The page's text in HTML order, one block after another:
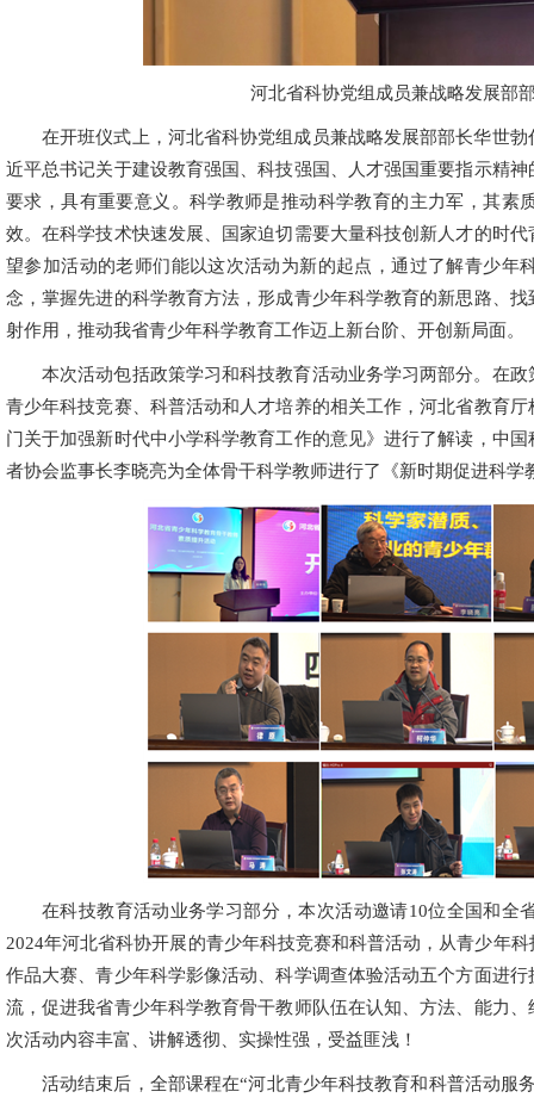
河北省科协党组成员兼战略发展部
在开班仪式上，河北省科协党组成员兼战略发展部部长华世
近平总书记关于建设教育强国、科技强国、人才强国重要指示精
要求，具有重要意义。科学教师是推动科学教育的主力军，其素
效。在科学技术快速发展、国家迫切需要大量科技创新人才的时
望参加活动的老师们能以这次活动为新的起点，通过了解青少年
念，掌握先进的科学教育方法，形成青少年科学教育的新思路、
射作用，推动我省青少年科学教育工作迈上新台阶、开创新局面。
本次活动包括政策学习和科技教育活动业务学习两部分。在
青少年科技竞赛、科普活动和人才培养的相关工作，河北省教育
门关于加强新时代中小学科学教育工作的意见》进行了解读，中
者协会监事长李晓亮为全体骨干科学教师进行了《新时期促进科
在科技教育活动业务学习部分，本次活动邀请10位全国和全
2024年河北省科协开展的青少年科技竞赛和科普活动，从青少年
作品大赛、青少年科学影像活动、科学调查体验活动五个方面进
流，促进我省青少年科学教育骨干教师队伍在认知、方法、能力
次活动内容丰富、讲解透彻、实操性强，受益匪浅！
活动结束后，全部课程在“河北青少年科技教育和科普活动服